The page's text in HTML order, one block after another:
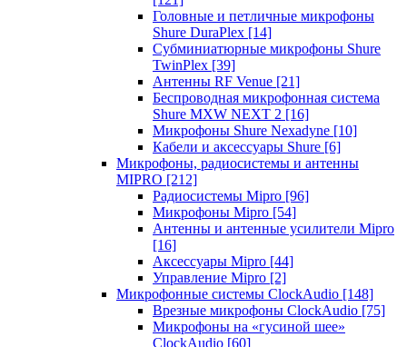
Головные и петличные микрофоны
Shure DuraPlex [14]
Субминиатюрные микрофоны Shure
TwinPlex [39]
Антенны RF Venue [21]
Беспроводная микрофонная система
Shure MXW NEXT 2 [16]
Микрофоны Shure Nexadyne [10]
Кабели и аксессуары Shure [6]
Микрофоны, радиосистемы и антенны
MIPRO [212]
Радиосистемы Mipro [96]
Микрофоны Mipro [54]
Антенны и антенные усилители Mipro
[16]
Аксессуары Mipro [44]
Управление Mipro [2]
Микрофонные системы ClockAudio [148]
Врезные микрофоны ClockAudio [75]
Микрофоны на «гусиной шее»
ClockAudio [60]